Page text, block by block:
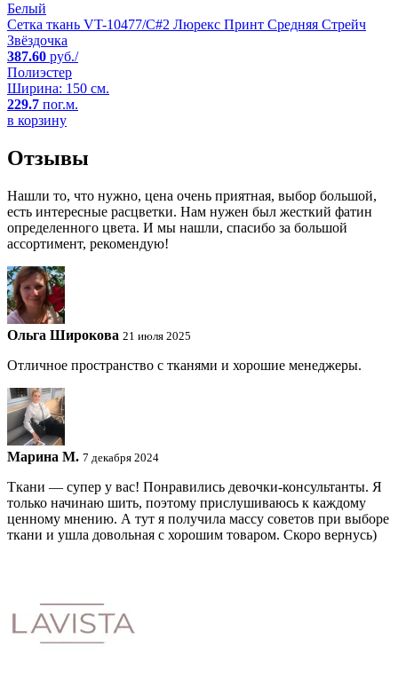
Белый
Сетка ткань VT-10477/C#2 Люрекс Принт Средняя Стрейч
Звёздочка
387.60 руб./
Полиэстер
Ширина: 150 см.
229.7 пог.м.
в корзину
Отзывы
Нашли то, что нужно, цена очень приятная, выбор большой,
есть интересные расцветки. Нам нужен был жесткий фатин
определенного цвета. И мы нашли, спасибо за большой
ассортимент, рекомендую!
Ольга Широкова 21 июля 2025
Отличное пространство с тканями и хорошие менеджеры.
Марина М. 7 декабря 2024
Ткани — супер у вас! Понравились девочки-консультанты. Я
только начинаю шить, поэтому прислушиваюсь к каждому
ценному мнению. А тут я получила массу советов при выборе
ткани и ушла довольная с хорошим товаром. Скоро вернусь)